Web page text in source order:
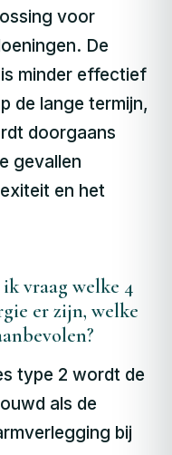
voor
De
minder effectief
de lange termijn,
doorgaans
gevallen
en het
vraag welke 4
er zijn, welke
type 2 wordt de
als de
bij